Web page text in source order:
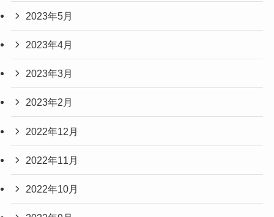
2023年5月
2023年4月
2023年3月
2023年2月
2022年12月
2022年11月
2022年10月